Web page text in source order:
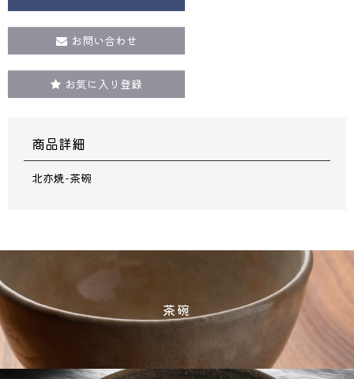
お問い合わせ
お気に入り登録
商品詳細
北亦焼-茶碗
茶碗